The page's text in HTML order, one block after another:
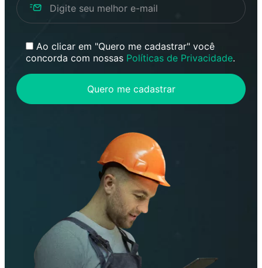
Ao clicar em "Quero me cadastrar" você
concorda com nossas Políticas de Privacidade.